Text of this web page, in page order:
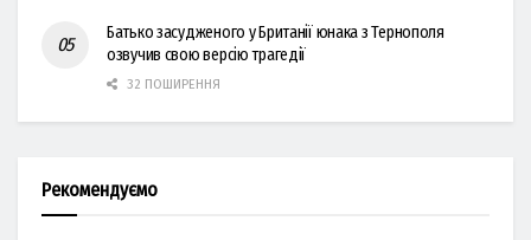
Батько засудженого у Британії юнака з Тернополя
озвучив свою версію трагедії
32 ПОШИРЕННЯ
Рекомендуємо